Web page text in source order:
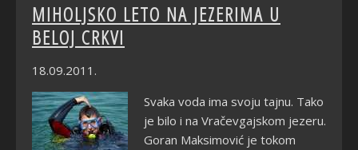
MIHOLJSKO LETO NA JEZERIMA U
BELOJ CRKVI
18.09.2011.
Svaka voda ima svoju tajnu. Tako
je bilo i na Vračevgajskom jezeru.
Goran Maksimović je tokom